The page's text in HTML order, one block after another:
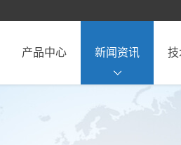
产品中心 新闻资讯 技